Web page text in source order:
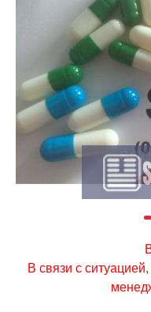
В связи с